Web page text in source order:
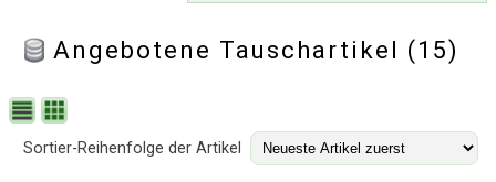
Angebotene Tauschartikel (15)
Sortier-Reihenfolge der Artikel